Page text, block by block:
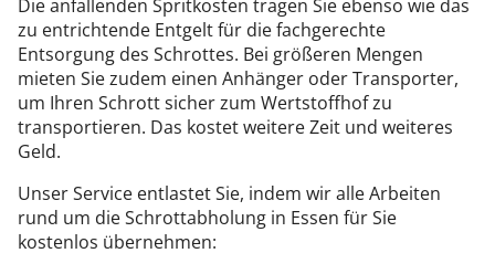
Die anfallenden Spritkosten tragen Sie ebenso wie das
zu entrichtende Entgelt für die fachgerechte
Entsorgung des Schrottes. Bei größeren Mengen
mieten Sie zudem einen Anhänger oder Transporter,
um Ihren Schrott sicher zum Wertstoffhof zu
transportieren. Das kostet weitere Zeit und weiteres
Geld.
Unser Service entlastet Sie, indem wir alle Arbeiten
rund um die Schrottabholung in Essen für Sie
kostenlos übernehmen: